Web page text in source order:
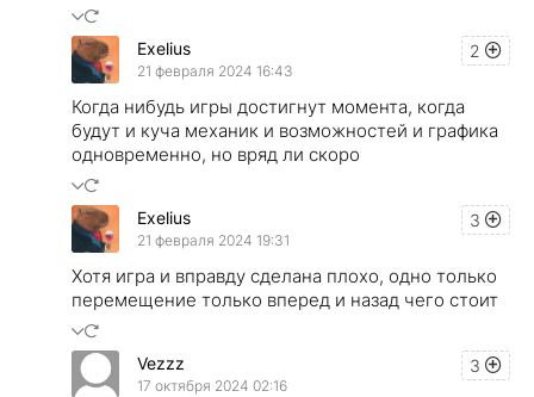
2
Exelius
21 февраля 2024 16:43
Когда нибудь игры достигнут момента, когда
будут и куча механик и возможностей и графика
одновременно, но вряд ли скоро
3
Exelius
21 февраля 2024 19:31
Хотя игра и вправду сделана плохо, одно только
перемещение только вперед и назад чего стоит
3
Vezzz
17 октября 2024 02:16